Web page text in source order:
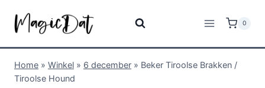
0
Home » Winkel » 6 december » Beker Tiroolse Brakken /
Tiroolse Hound